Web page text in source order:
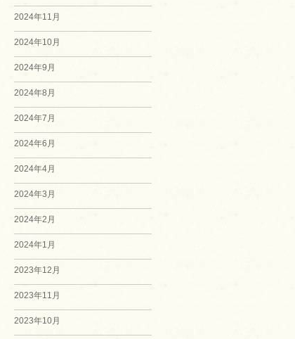
2024年11月
2024年10月
2024年9月
2024年8月
2024年7月
2024年6月
2024年4月
2024年3月
2024年2月
2024年1月
2023年12月
2023年11月
2023年10月